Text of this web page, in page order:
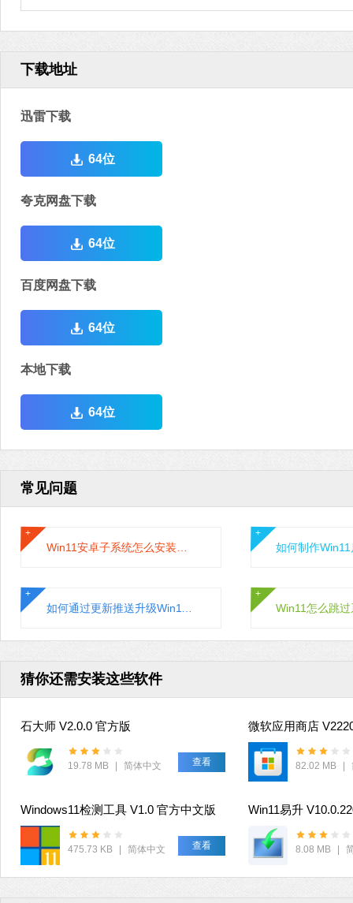
下载地址
迅雷下载
64位
夸克网盘下载
64位
百度网盘下载
64位
本地下载
64位
常见问题
猜你还需安装这些软件
石大师 V2.0.0 官方版
19.78 MB | 简体中文 查看 82.02 MB |
Windows11检测工具 V1.0 官方中文版
475.73 KB | 简体中文 查看
Win11易升
8.08 MB |